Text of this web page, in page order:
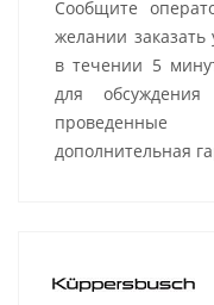
Сообщите
желании заказать
в течении 5
для
проведенные
дополнительная